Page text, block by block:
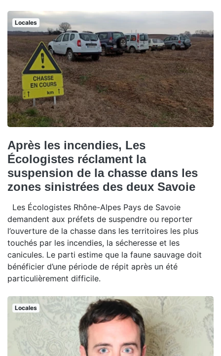
Locales
Après les incendies, Les
Écologistes réclament la
suspension de la chasse dans les
zones sinistrées des deux Savoie
Les Écologistes Rhône-Alpes Pays de Savoie
demandent aux préfets de suspendre ou reporter
l’ouverture de la chasse dans les territoires les plus
touchés par les incendies, la sécheresse et les
canicules. Le parti estime que la faune sauvage doit
bénéficier d’une période de répit après un été
particulièrement difficile.
Locales